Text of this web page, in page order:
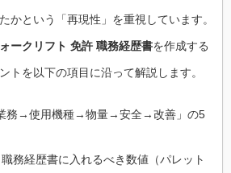
かという「再現性」を重視しています。
ークリフト 免許 職務経歴書を作成する
トを以下の項目に沿って解説します。
務→使用機種→物量→安全→改善」の5
務経歴書に入れるべき数値（パレット